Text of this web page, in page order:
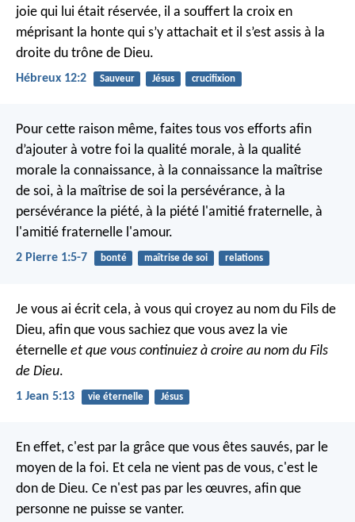
joie qui lui était réservée, il a souffert la croix en
méprisant la honte qui s’y attachait et il s’est assis à la
droite du trône de Dieu.
Hébreux 12:2 Sauveur Jésus crucifixion
Pour cette raison même, faites tous vos efforts afin
d’ajouter à votre foi la qualité morale, à la qualité
morale la connaissance, à la connaissance la maîtrise
de soi, à la maîtrise de soi la persévérance, à la
persévérance la piété, à la piété l'amitié fraternelle, à
l'amitié fraternelle l'amour.
2 Pierre 1:5-7 bonté maîtrise de soi relations
Je vous ai écrit cela, à vous qui croyez au nom du Fils de
Dieu, afin que vous sachiez que vous avez la vie
éternelle et que vous continuiez à croire au nom du Fils
de Dieu.
1 Jean 5:13 vie éternelle Jésus
En effet, c'est par la grâce que vous êtes sauvés, par le
moyen de la foi. Et cela ne vient pas de vous, c'est le
don de Dieu. Ce n'est pas par les œuvres, afin que
personne ne puisse se vanter.